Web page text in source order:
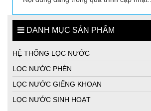
DANH MỤC SẢN PHẨM
HỆ THỐNG LỌC NƯỚC
LỌC NƯỚC PHÈN
LỌC NƯỚC GIẾNG KHOAN
LỌC NƯỚC SINH HOẠT